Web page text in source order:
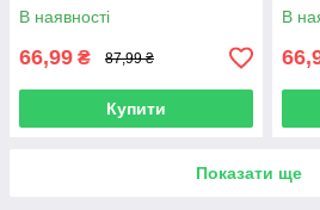
В наявності
66,99 ₴ 87,99 ₴
Купити
В
Показати ще